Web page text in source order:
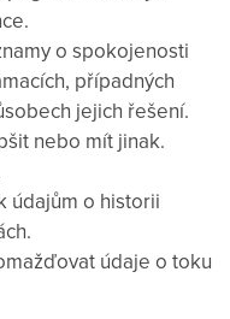
o spokojenosti
případných
jejich řešení.
nebo mít jinak.
údajům o historii
údaje o toku